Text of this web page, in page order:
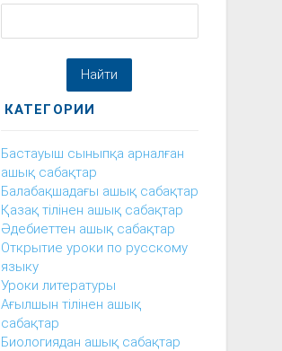
КАТЕГОРИИ
Бастауыш сыныпқа арналған
ашық сабақтар
Балабақшадағы ашық сабақтар
Қазақ тілінен ашық сабақтар
Әдебиеттен ашық сабақтар
Открытие уроки по русскому
языку
Уроки литературы
Ағылшын тілінен ашық
сабақтар
Биологиядан ашық сабақтар